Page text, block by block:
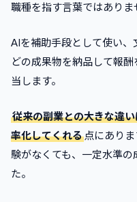
•音声・文字起こし｜
業務自動化｜Dify・
5. 【FAQ】AI副業に関
•スマートフォンだけ
•副業初心者はどのジ
•AI副業詐欺を見分け
職種を指す言葉ではありま
AIを補助手段として使い
どの成果物を納品して報
当します。
従来の副業との大きな違
率化してくれる 点にあり
験がなくても、一定水準
た。